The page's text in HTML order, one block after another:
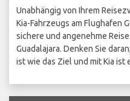
Unabhängig von Ihrem
Kia-Fahrzeugs am Flughafen
sichere und angenehme
Guadalajara. Denken Sie
ist wie das Ziel und mit Kia ist